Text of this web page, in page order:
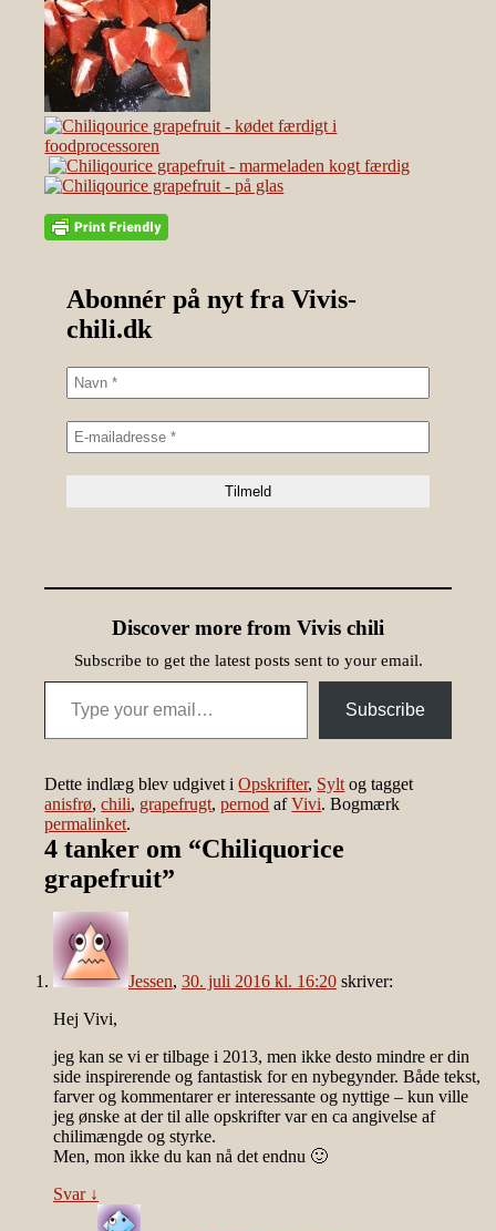
Abonnér på nyt fra Vivis-
chili.dk
Discover more from Vivis chili
Subscribe to get the latest posts sent to your email.
Type your email…
Subscribe
Dette indlæg blev udgivet iOpskrifter, Sylt og tagget
anisfrø,chili, grapefrugt,pernod afVivi. Bogmærk
permalinket.
4 tanker om “Chiliquorice
grapefruit”
Jessen, 30. juli 2016 kl. 16:20 skriver:
Hej Vivi,
jeg kan se vi er tilbage i 2013, men ikke desto mindre er din
side inspirerende og fantastisk for en nybegynder. Både tekst,
farver og kommentarer er interessante og nyttige – kun ville
jeg ønske at der til alle opskrifter var en ca angivelse af
chilimængde og styrke.
Men, mon ikke du kan nå det endnu 🙂
Svar ↓